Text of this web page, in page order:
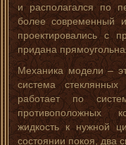
и располагался по
более современный
проектировались с
придана
Механика модели –
система
работает по
противоположных
жидкость к нужной
состоянии покоя, два